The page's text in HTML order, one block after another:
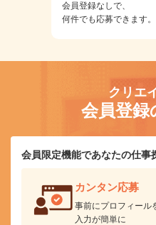
会員登録なしで、
何件でも応募できます。
クリエ
会員登録
会員限定機能であなたの仕事
カンタン応募
事前にプロフィール
入力が簡単に